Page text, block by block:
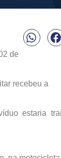
de
recebeu a
estaria